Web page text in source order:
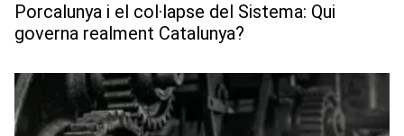
Porcalunya i el col·lapse del Sistema: Qui
governa realment Catalunya?